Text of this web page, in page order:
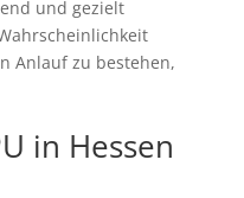
und gezielt
Anlauf zu bestehen,
in Hessen